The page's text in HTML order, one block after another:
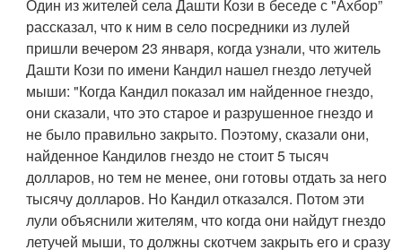
Один из жителей села Дашти Кози в беседе с "Ахбор”
рассказал, что к ним в село посредники из лулей
пришли вечером 23 января, когда узнали, что житель
Дашти Кози по имени Кандил нашел гнездо летучей
мыши: "Когда Кандил показал им найденное гнездо,
они сказали, что это старое и разрушенное гнездо и
не было правильно закрыто. Поэтому, сказали они,
найденное Кандилов гнездо не стоит 5 тысяч
долларов, но тем не менее, они готовы отдать за него
тысячу долларов. Но Кандил отказался. Потом эти
лули объяснили жителям, что когда они найдут гнездо
летучей мыши, то должны скотчем закрыть его и сразу